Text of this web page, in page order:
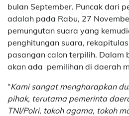
bulan September. Puncak dari
adalah pada Rabu, 27
pemungutan suara yang
penghitungan suara,
pasangan calon terpilih. Dalam
akan ada pemilihan di daerah
“Kami sangat mengharapkan
pihak, terutama pemerinta
TNI/Polri, tokoh agama, tokoh